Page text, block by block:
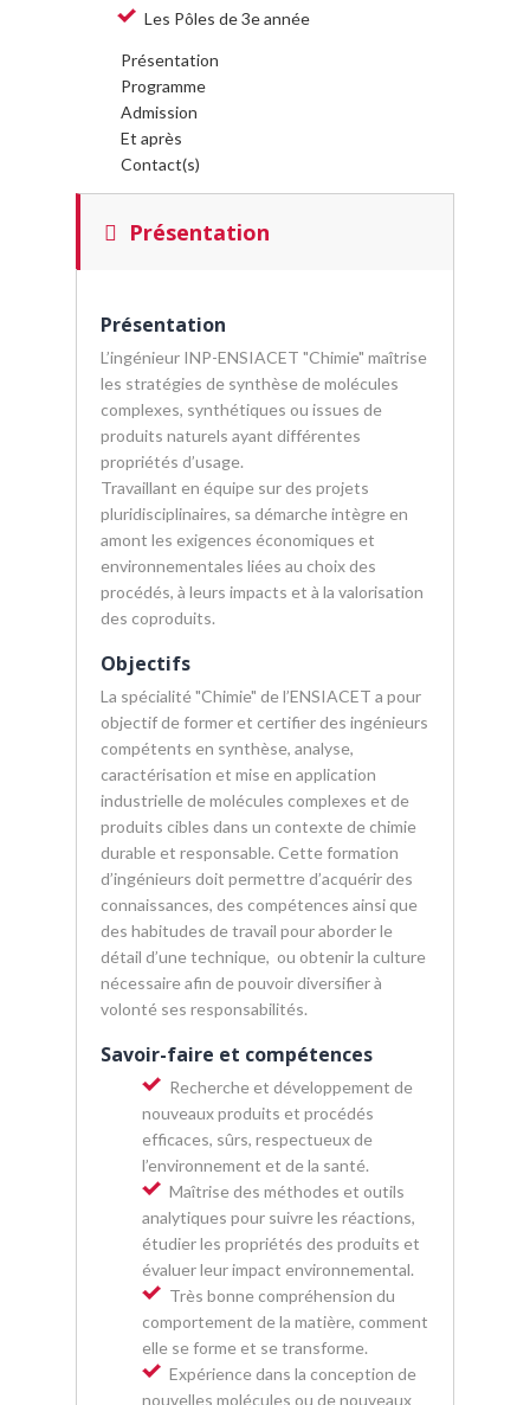
Les Pôles de 3e année
Présentation
Programme
Admission
Et après
Contact(s)
Présentation
Présentation
L’ingénieur INP-ENSIACET "Chimie" maîtrise
les stratégies de synthèse de molécules
complexes, synthétiques ou issues de
produits naturels ayant différentes
propriétés d’usage.
Travaillant en équipe sur des projets
pluridisciplinaires, sa démarche intègre en
amont les exigences économiques et
environnementales liées au choix des
procédés, à leurs impacts et à la valorisation
des coproduits.
Objectifs
La spécialité "Chimie" de l’ENSIACET a pour
objectif de former et certifier des ingénieurs
compétents en synthèse, analyse,
caractérisation et mise en application
industrielle de molécules complexes et de
produits cibles dans un contexte de chimie
durable et responsable. Cette formation
d’ingénieurs doit permettre d’acquérir des
connaissances, des compétences ainsi que
des habitudes de travail pour aborder le
détail d’une technique, ou obtenir la culture
nécessaire afin de pouvoir diversifier à
volonté ses responsabilités.
Savoir-faire et compétences
Recherche et développement de
nouveaux produits et procédés
efficaces, sûrs, respectueux de
l’environnement et de la santé.
Maîtrise des méthodes et outils
analytiques pour suivre les réactions,
étudier les propriétés des produits et
évaluer leur impact environnemental.
Très bonne compréhension du
comportement de la matière, comment
elle se forme et se transforme.
Expérience dans la conception de
nouvelles molécules ou de nouveaux